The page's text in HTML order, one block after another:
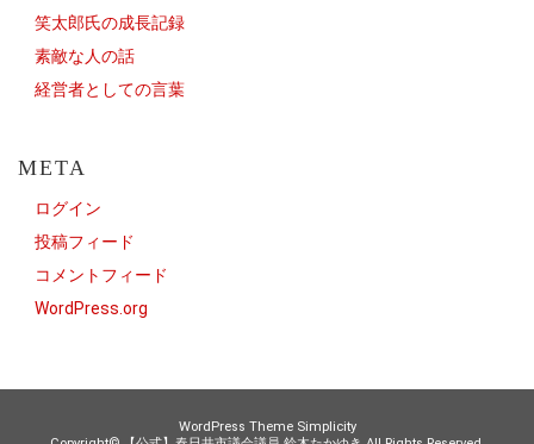
笑太郎氏の成長記録
素敵な人の話
経営者としての言葉
META
ログイン
投稿フィード
コメントフィード
WordPress.org
WordPress Theme Simplicity